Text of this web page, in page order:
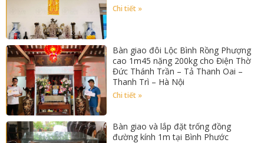
Chi tiết »
Bàn giao đôi Lộc Bình Rồng Phượng
cao 1m45 nặng 200kg cho Điện Thờ
Đức Thánh Trần – Tả Thanh Oai –
Thanh Trì – Hà Nội
Chi tiết »
Bàn giao và lắp đặt trống đồng
đường kính 1m tại Bình Phước